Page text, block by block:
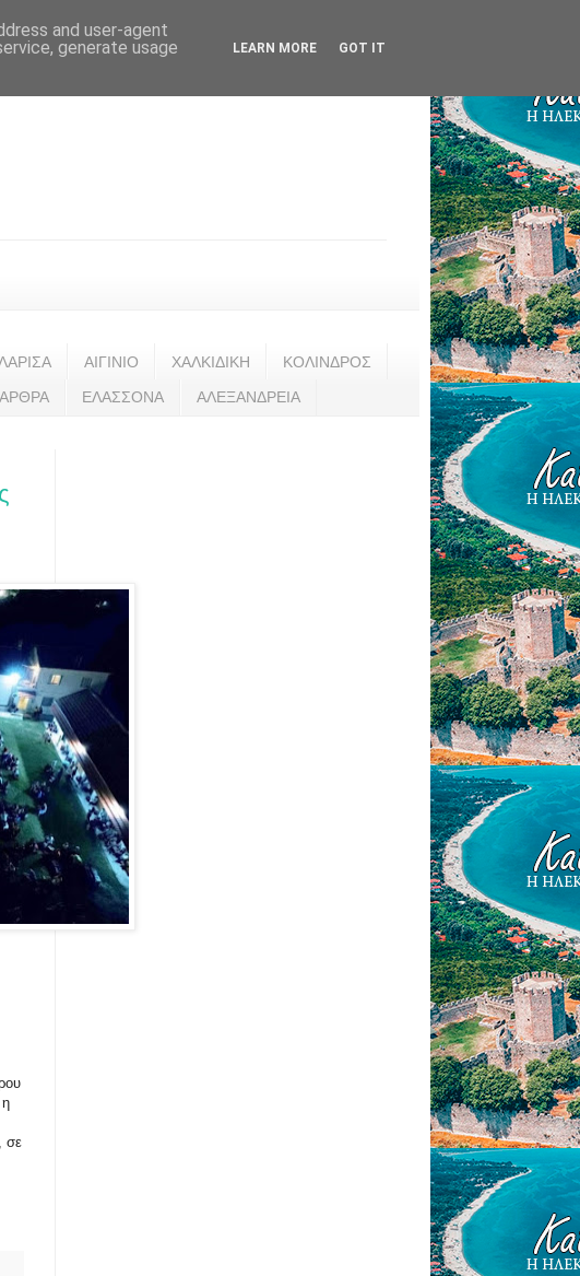
ΑΙΓΙΝΙΟ ΧΑΛΚΙΔΙΚΗ ΚΟΛΙΝΔΡΟΣ
ΑΡΘΡΑ ΕΛΑΣΣΟΝΑ ΑΛΕΞΑΝΔΡΕΙΑ
σε
and user-agent
generate usage
LEARN MORE GOT IT